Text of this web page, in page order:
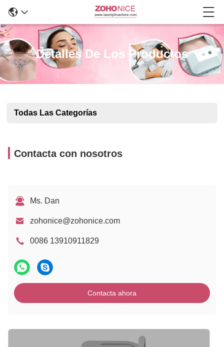
Detalles De Los Productos
Todas Las Categorías
Contacta con nosotros
Ms. Dan
zohonice@zohonice.com
0086 13910911829
Contacta ahora